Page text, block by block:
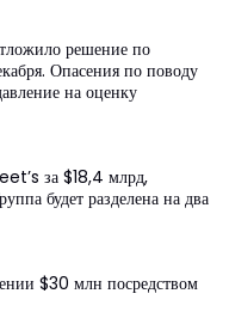
решение по
Опасения по поводу
на оценку
за $18,4 млрд,
будет разделена на два
$30 млн посредством